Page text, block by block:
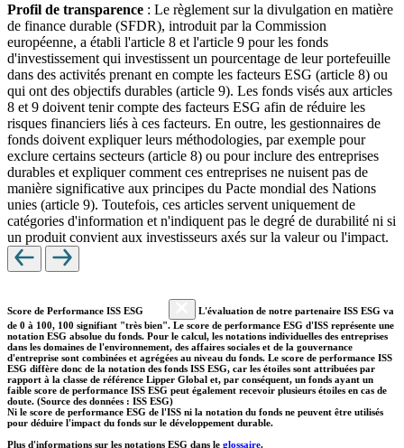
Profil de transparence : Le règlement sur la divulgation en matière
de finance durable (SFDR), introduit par la Commission
européenne, a établi l'article 8 et l'article 9 pour les fonds
d'investissement qui investissent un pourcentage de leur portefeuille
dans des activités prenant en compte les facteurs ESG (article 8) ou
qui ont des objectifs durables (article 9). Les fonds visés aux articles
8 et 9 doivent tenir compte des facteurs ESG afin de réduire les
risques financiers liés à ces facteurs. En outre, les gestionnaires de
fonds doivent expliquer leurs méthodologies, par exemple pour
exclure certains secteurs (article 8) ou pour inclure des entreprises
durables et expliquer comment ces entreprises ne nuisent pas de
manière significative aux principes du Pacte mondial des Nations
unies (article 9). Toutefois, ces articles servent uniquement de
catégories d'information et n'indiquent pas le degré de durabilité ni si
un produit convient aux investisseurs axés sur la valeur ou l'impact.
Score de Performance ISS ESG
L'évaluation de notre partenaire ISS ESG va
de 0 à 100, 100 signifiant "très bien". Le score de performance ESG d'ISS représente une
notation ESG absolue du fonds. Pour le calcul, les notations individuelles des entreprises
dans les domaines de l'environnement, des affaires sociales et de la gouvernance
d'entreprise sont combinées et agrégées au niveau du fonds. Le score de performance ISS
ESG diffère donc de la notation des fonds ISS ESG, car les étoiles sont attribuées par
rapport à la classe de référence Lipper Global et, par conséquent, un fonds ayant un
faible score de performance ISS ESG peut également recevoir plusieurs étoiles en cas de
doute. (Source des données : ISS ESG)
Ni le score de performance ESG de l'ISS ni la notation du fonds ne peuvent être utilisés
pour déduire l'impact du fonds sur le développement durable.
Plus d'informations sur les notations ESG dans le glossaire.